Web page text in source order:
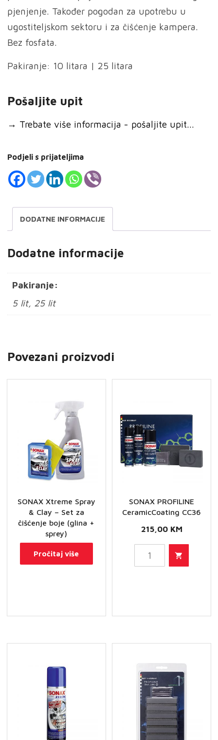
pjenjenje. Također pogodan za upotrebu u
ugostiteljskom sektoru i za čišćenje kampera.
Bez fosfata.
Pakiranje: 10 litara | 25 litara
Pošaljite upit
→ Trebate više informacija - pošaljite upit...
Podjeli s prijateljima
DODATNE INFORMACIJE
Dodatne informacije
Pakiranje:
5 lit, 25 lit
Povezani proizvodi
SONAX Xtreme Spray
& Clay – Set za
čišćenje boje (glina +
sprey)
Pročitaj više
SONAX PROFILINE
CeramicCoating CC36
215,00 KM
SONAX
PROFILINE
količina